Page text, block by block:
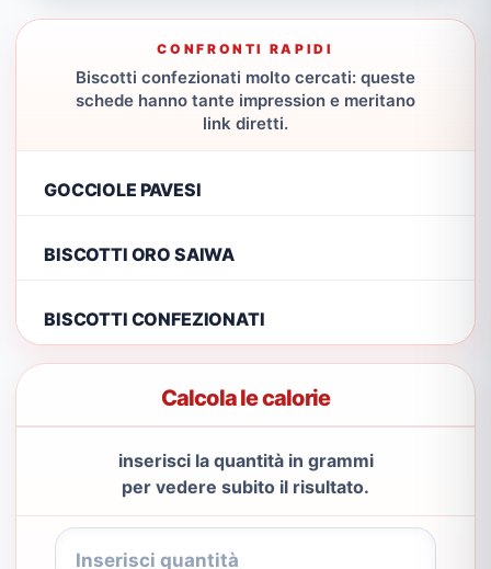
CONFRONTI RAPIDI
Biscotti confezionati molto cercati: queste
schede hanno tante impression e meritano
link diretti.
GOCCIOLE PAVESI
BISCOTTI ORO SAIWA
BISCOTTI CONFEZIONATI
Calcola le calorie
inserisci la quantità in grammi
per vedere subito il risultato.